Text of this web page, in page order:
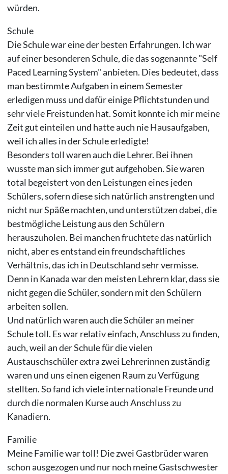
würden.
Schule
Die Schule war eine der besten Erfahrungen. Ich war
auf einer besonderen Schule, die das sogenannte "Self
Paced Learning System" anbieten. Dies bedeutet, dass
man bestimmte Aufgaben in einem Semester
erledigen muss und dafür einige Pflichtstunden und
sehr viele Freistunden hat. Somit konnte ich mir meine
Zeit gut einteilen und hatte auch nie Hausaufgaben,
weil ich alles in der Schule erledigte!
Besonders toll waren auch die Lehrer. Bei ihnen
wusste man sich immer gut aufgehoben. Sie waren
total begeistert von den Leistungen eines jeden
Schülers, sofern diese sich natürlich anstrengten und
nicht nur Späße machten, und unterstützen dabei, die
bestmögliche Leistung aus den Schülern
herauszuholen. Bei manchen fruchtete das natürlich
nicht, aber es entstand ein freundschaftliches
Verhältnis, das ich in Deutschland sehr vermisse.
Denn in Kanada war den meisten Lehrern klar, dass sie
nicht gegen die Schüler, sondern mit den Schülern
arbeiten sollen.
Und natürlich waren auch die Schüler an meiner
Schule toll. Es war relativ einfach, Anschluss zu finden,
auch, weil an der Schule für die vielen
Austauschschüler extra zwei Lehrerinnen zuständig
waren und uns einen eigenen Raum zu Verfügung
stellten. So fand ich viele internationale Freunde und
durch die normalen Kurse auch Anschluss zu
Kanadiern.
Familie
Meine Familie war toll! Die zwei Gastbrüder waren
schon ausgezogen und nur noch meine Gastschwester